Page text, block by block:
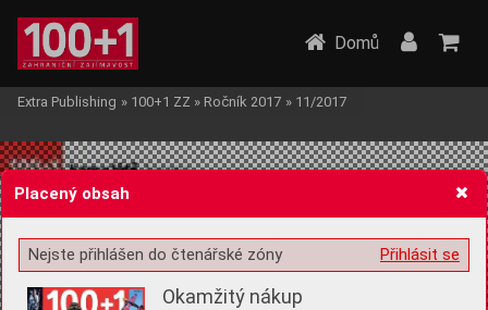
Žádost o souhlas s ukládáním volitelných informací
Domů
Extra Publishing » 100+1 ZZ » Ročník 2017 » 11/2017
Placený obsah
Přihlásit se
Nejste přihlášen do čtenářské zóny
Okamžitý nákup